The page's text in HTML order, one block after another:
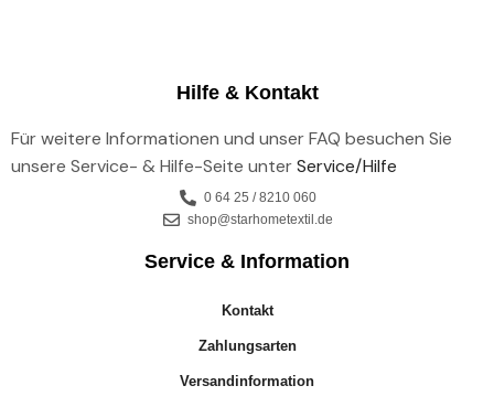
Hilfe & Kontakt
Für weitere Informationen und unser FAQ besuchen Sie
unsere Service- & Hilfe-Seite unterService/Hilfe
0 64 25 / 8210 060
shop@starhometextil.de
Service & Information
Kontakt
Zahlungsarten
Versandinformation